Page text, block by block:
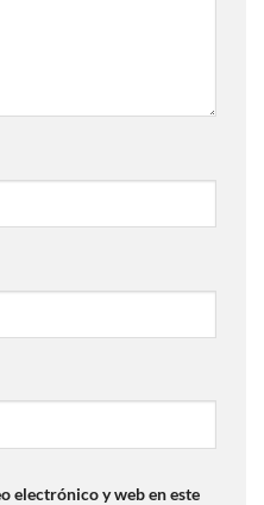
electrónico y web en este